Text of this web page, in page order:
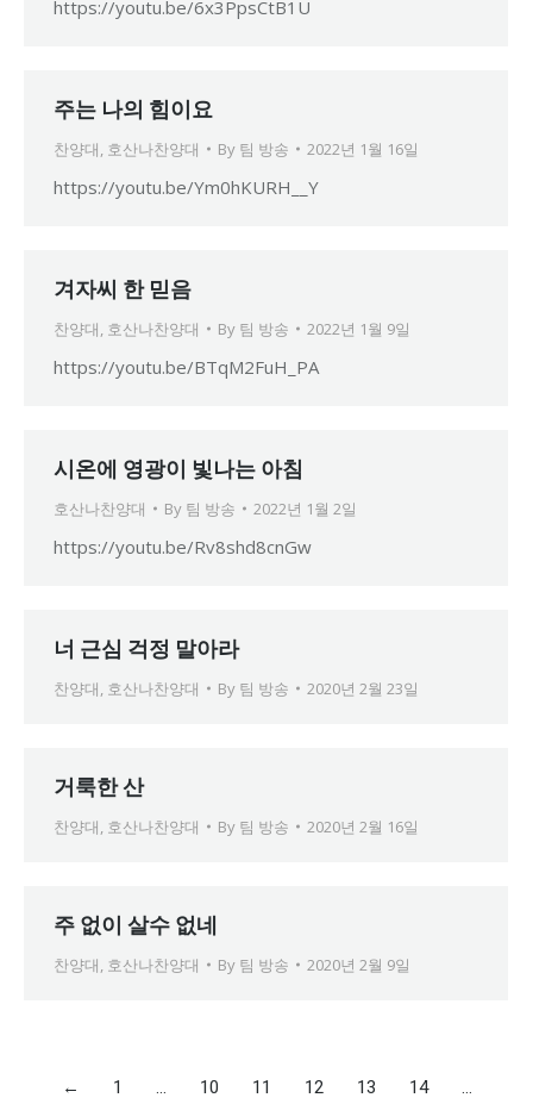
https://youtu.be/6x3PpsCtB1U
주는 나의 힘이요
찬양대, 호산나찬양대 By 팀 방송 2022년 1월 16일
https://youtu.be/Ym0hKURH__Y
겨자씨 한 믿음
찬양대, 호산나찬양대 By 팀 방송 2022년 1월 9일
https://youtu.be/BTqM2FuH_PA
시온에 영광이 빛나는 아침
호산나찬양대 By 팀 방송 2022년 1월 2일
https://youtu.be/Rv8shd8cnGw
너 근심 걱정 말아라
찬양대, 호산나찬양대 By 팀 방송 2020년 2월 23일
거룩한 산
찬양대, 호산나찬양대 By 팀 방송 2020년 2월 16일
주 없이 살수 없네
찬양대, 호산나찬양대 By 팀 방송 2020년 2월 9일
← 1 … 10 11 12 13 14 …